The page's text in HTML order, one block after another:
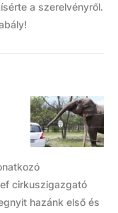
a szerelvényről.
cirkuszigazgató
hazánk első és